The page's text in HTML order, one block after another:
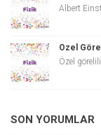
Albert
Özel
Özel
SON YORUMLAR